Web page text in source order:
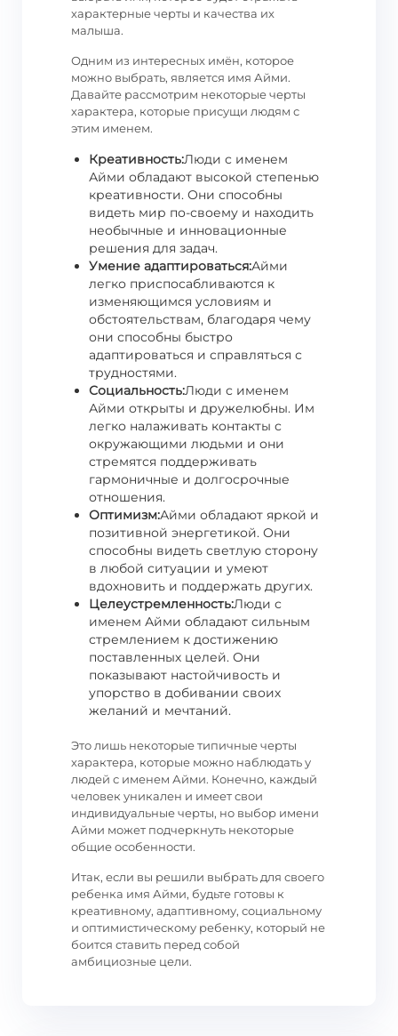
характерные черты и качества их
малыша.
Одним из интересных имён, которое
можно выбрать, является имя Айми.
Давайте рассмотрим некоторые черты
характера, которые присущи людям с
этим именем.
Креативность:Люди с именем
Айми обладают высокой степенью
креативности. Они способны
видеть мир по-своему и находить
необычные и инновационные
решения для задач.
Умение адаптироваться:Айми
легко приспосабливаются к
изменяющимся условиям и
обстоятельствам, благодаря чему
они способны быстро
адаптироваться и справляться с
трудностями.
Социальность:Люди с именем
Айми открыты и дружелюбны. Им
легко налаживать контакты с
окружающими людьми и они
стремятся поддерживать
гармоничные и долгосрочные
отношения.
Оптимизм:Айми обладают яркой и
позитивной энергетикой. Они
способны видеть светлую сторону
в любой ситуации и умеют
вдохновить и поддержать других.
Целеустремленность:Люди с
именем Айми обладают сильным
стремлением к достижению
поставленных целей. Они
показывают настойчивость и
упорство в добивании своих
желаний и мечтаний.
Это лишь некоторые типичные черты
характера, которые можно наблюдать у
людей с именем Айми. Конечно, каждый
человек уникален и имеет свои
индивидуальные черты, но выбор имени
Айми может подчеркнуть некоторые
общие особенности.
Итак, если вы решили выбрать для своего
ребенка имя Айми, будьте готовы к
креативному, адаптивному, социальному
и оптимистическому ребенку, который не
боится ставить перед собой
амбициозные цели.